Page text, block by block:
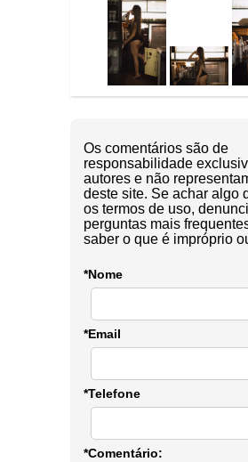
Os comentários são de
responsabilidade
autores e não
deste site. Se achar algo
os termos de uso,
perguntas mais
saber o que é impróprio
*Nome
*Email
*Telefone
*Comentário: